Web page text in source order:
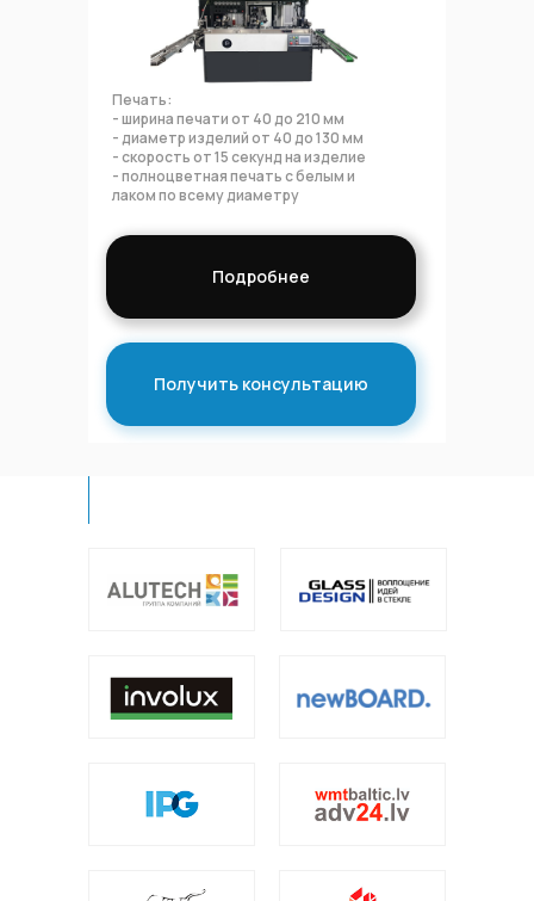
Печать:
- ширина печати от 40 до 210 мм
- диаметр изделий от 40 до 130 мм
- скорость от 15 секунд на изделие
- полноцветная печать с белым и
лаком по всему диаметру
Получить консультацию
Подробнее
LinkPrint Каталог